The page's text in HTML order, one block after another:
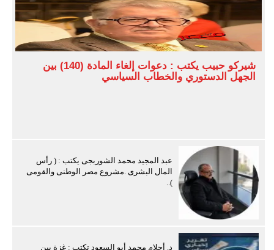
شيركو حبيب يكتب : دعوات إلغاء المادة (140) بين
الجهل الدستوري والخطاب السياسي
عبد المجيد محمد الشوربجى يكتب : ( رأس
المال البشرى .مشروع مصر الوطنى والقومى
)..
د. أحلام محمد أبو السعود تكتب : غزة بين